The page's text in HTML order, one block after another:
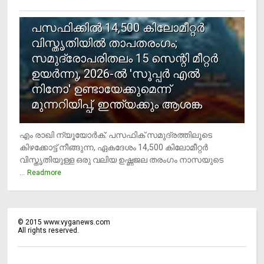
പസഫിക്കില്‍ 14,500 കിലോമീറ്റര്‍
വിസ്തൃതിയില്‍ താപതരംഗം;
സമുദ്രോപരിതലം 15 സെന്റി മീറ്റര്‍
ഉയര്‍ന്നു, 2026-ല്‍ 'സൂപ്പര്‍ എല്‍
നിനോ' ഉണ്ടായേക്കുമെന്ന്
മുന്നറിയിപ്പ്, ഇന്ത്യക്കും ആശങ്ക
എം രാഖി ന്യൂയോര്‍ക്: പസഫിക് സമുദ്രത്തിലൂടെ
കിഴക്കോട്ട് നീങ്ങുന്ന, ഏകദേശം 14,500 കിലോമീറ്റര്‍
വിസ്തൃതിയുള്ള ഒരു വലിയ ഉഷ്ണജല തരംഗം നാസയുടെ
Readmore
©2015 www.vyganews.com
All rights reserved.